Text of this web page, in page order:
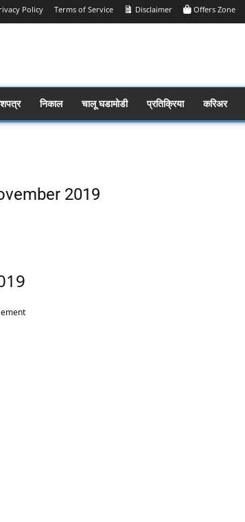
Policy Terms of Service Disclaimer Offers Zone
निकाल चालू घडामोडी प्रतिक्रिया करिअर
2019